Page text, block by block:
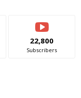
22,800
Subscribers